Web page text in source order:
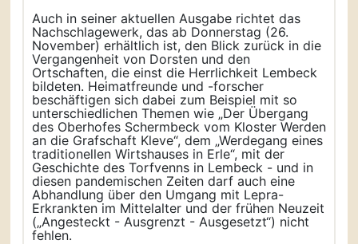
Auch in seiner aktuellen Ausgabe richtet das
Nachschlagewerk, das ab Donnerstag (26.
November) erhältlich ist, den Blick zurück in die
Vergangenheit von Dorsten und den
Ortschaften, die einst die Herrlichkeit Lembeck
bildeten. Heimatfreunde und -forscher
beschäftigen sich dabei zum Beispiel mit so
unterschiedlichen Themen wie „Der Übergang
des Oberhofes Schermbeck vom Kloster Werden
an die Grafschaft Kleve“, dem „Werdegang eines
traditionellen Wirtshauses in Erle“, mit der
Geschichte des Torfvenns in Lembeck - und in
diesen pandemischen Zeiten darf auch eine
Abhandlung über den Umgang mit Lepra-
Erkrankten im Mittelalter und der frühen Neuzeit
(„Angesteckt - Ausgrenzt - Ausgesetzt“) nicht
fehlen.